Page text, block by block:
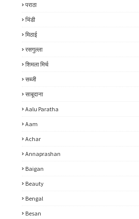
पराठा
भिंडी
मिठाई
रसगुल्ला
शिमला मिर्च
सब्जी
साबूदाना
Aalu Paratha
Aam
Achar
Annaprashan
Baigan
Beauty
Bengal
Besan